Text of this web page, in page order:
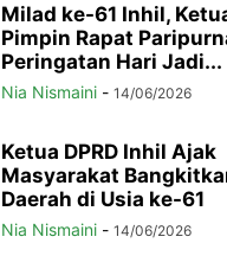
Milad ke-61 Inhil,
Pimpin Rapat
Peringatan Hari Jadi...
Nia Nismaini - 14/06/2026
Ketua DPRD Inhil Ajak
Masyarakat
Daerah di Usia ke-61
Nia Nismaini - 14/06/2026